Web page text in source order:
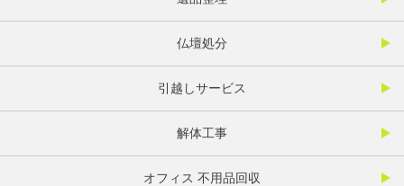
仏壇処分
引越しサービス
解体工事
オフィス 不用品回収